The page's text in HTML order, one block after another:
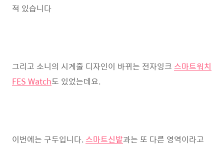
적 있습니다
그리고 소니의 시계줄 디자인이 바뀌는 전자잉크 스마트워치
FES Watch도 있었는데요.
이번에는 구두입니다. 스마트신발과는 또 다른 영역이라고